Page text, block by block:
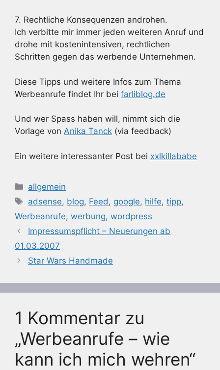
7. Rechtliche Konsequenzen androhen.
Ich verbitte mir immer jeden weiteren Anruf und
drohe mit kostenintensiven, rechtlichen
Schritten gegen das werbende Unternehmen.
Diese Tipps und weitere Infos zum Thema
Werbeanrufe findet Ihr bei farliblog.de
Und wer Spass haben will, nimmt sich die
Vorlage von Anika Tanck (via feedback)
Ein weitere interessanter Post bei xxlkillababe
Kategorien
allgemein
Schlagwörter
adsense, blog, Feed , google, hilfe,tipp,
Werbeanrufe, werbung, wordpress
Impressumspflicht – Neuerungen ab
01.03.2007
Star Wars Handmade
1 Kommentar zu
„Werbeanrufe – wie
kann ich mich wehren“